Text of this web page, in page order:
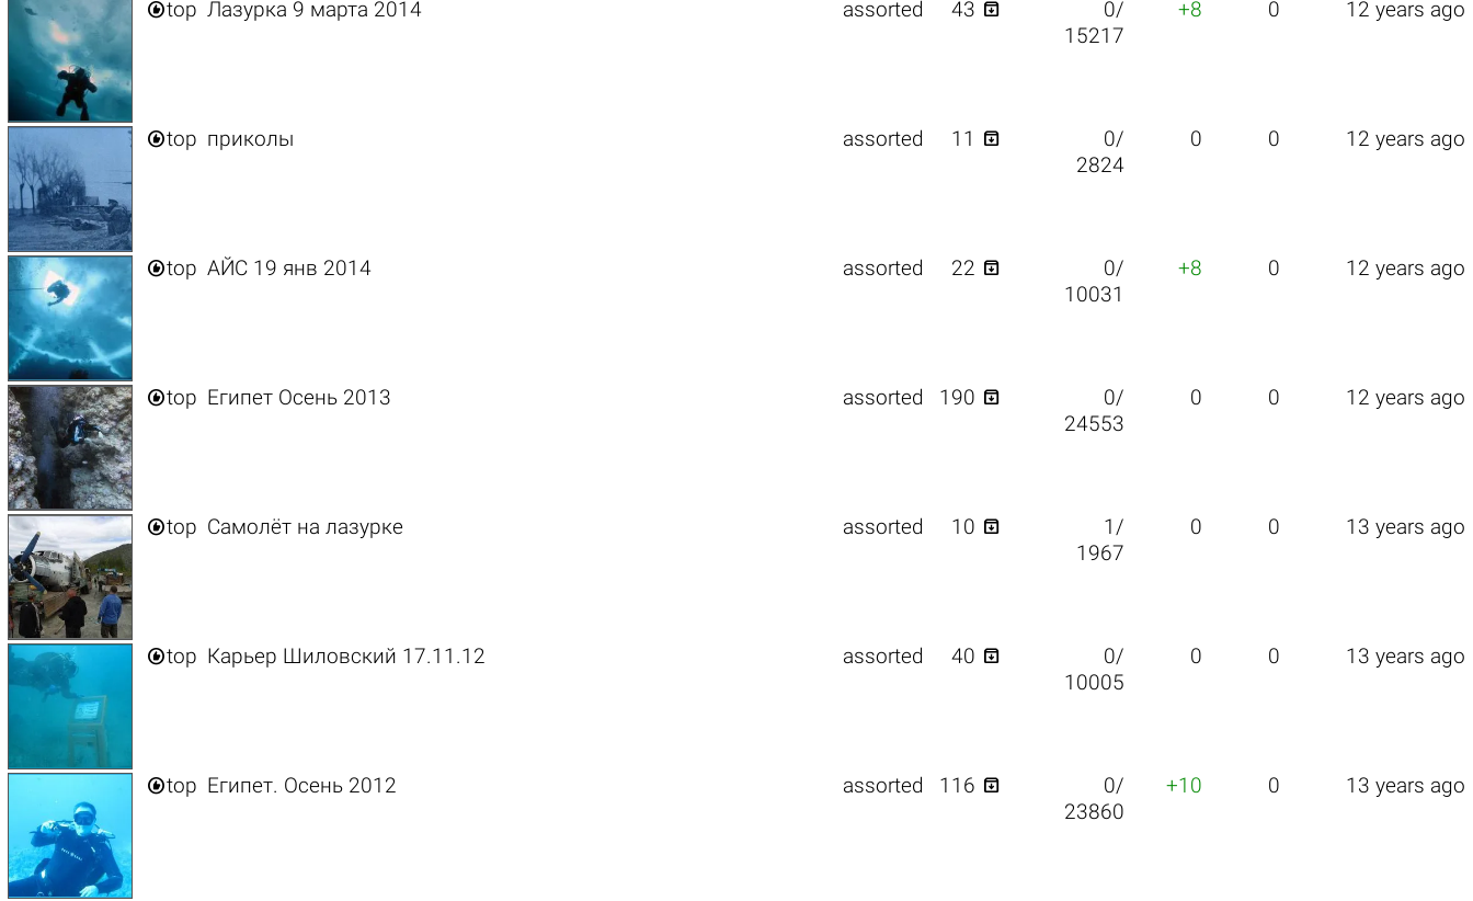
top Лазурка 9 марта 2014 assorted 43 
0/
15217
+8 0 12 years ago
top приколы assorted 11 
0/
2824
0 0 12 years ago
top АЙС 19 янв 2014 assorted 22 
0/
10031
+8 0 12 years ago
top Египет Осень 2013 assorted 190 
0/
24553
0 0 12 years ago
top Самолёт на лазурке assorted 10 
1/
1967
0 0 13 years ago
top Карьер Шиловский 17.11.12 assorted 40 
0/
10005
0 0 13 years ago
top Египет. Осень 2012 assorted 116 
0/
23860
+10 0 13 years ago